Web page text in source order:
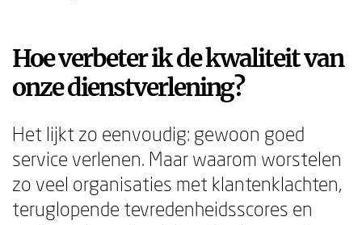
Hoe verbeter ik de kwaliteit van
onze dienstverlening?
Het lijkt zo eenvoudig: gewoon goed
service verlenen. Maar waarom worstelen
zo veel organisaties met klantenklachten,
teruglopende tevredenheidsscores en